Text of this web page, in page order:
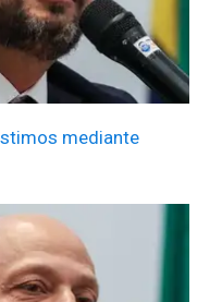
mediante